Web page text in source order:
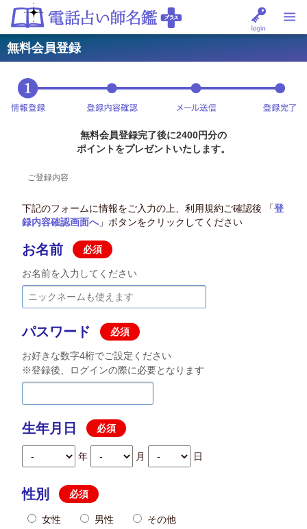
無料会員登録
無料会員登録完了後に2400円分の
ポイントをプレゼントいたします。
ご登録内容
下記のフォームに情報をご入力の上、利用規約ご確認後 「登
録内容確認画面へ 」ボタンをクリックしてください
お名前 必須
お名前を入力してください
パスワード 必須
お好きな数字4桁でご設定ください
※登録後、ログインの際に必要となります
生年月日 必須
年 月 日
性別 必須
女性 男性 その他